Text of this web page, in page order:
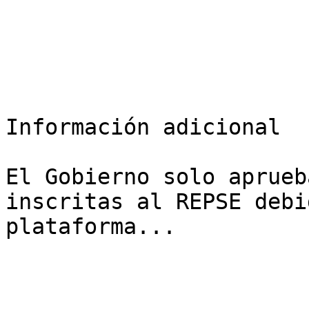
Información adicional
El Gobierno solo
inscritas al REPSE
plataforma...